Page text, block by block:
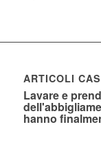
ARTICOLI
Lavare e
hanno